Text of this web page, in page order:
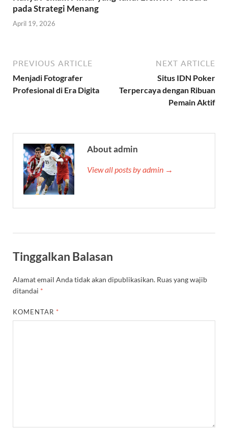
pada Strategi Menang
April 19, 2026
PREVIOUS ARTICLE
Menjadi Fotografer
Profesional di Era Digita
NEXT ARTICLE
Situs IDN Poker
Terpercaya dengan Ribuan
Pemain Aktif
About admin
View all posts by admin →
Tinggalkan Balasan
Alamat email Anda tidak akan dipublikasikan. Ruas yang wajib
ditandai *
KOMENTAR *